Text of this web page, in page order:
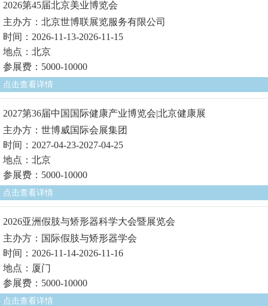
2026第45届北京美业博览会
主办方：北京世博联展览服务有限公司
时间：2026-11-13-2026-11-15
地点：北京
参展费：5000-10000
点击查看详情
2027第36届中国国际健康产业博览会|北京健康展
主办方：世博威国际会展集团
时间：2027-04-23-2027-04-25
地点：北京
参展费：5000-10000
点击查看详情
2026亚洲假肢与矫形器科学大会暨展览会
主办方：国际假肢与矫形器学会
时间：2026-11-14-2026-11-16
地点：厦门
参展费：5000-10000
点击查看详情